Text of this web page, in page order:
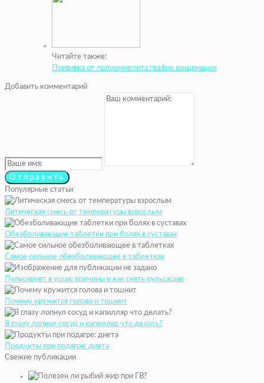
Читайте также:
Прививка от полиомиелита график вакцинации
Добавить комментарий
Популярные статьи
Литическая смесь от температуры взрослым
Обезболивающие таблетки при болях в суставах
Самое сильное обезболивающее в таблетках
Пульсирует в ушах: причины и как снять пульсацию
Почему кружится голова и тошнит
В глазу лопнул сосуд и капилляр что делать?
Продукты при подагре: диета
Свежие публикации